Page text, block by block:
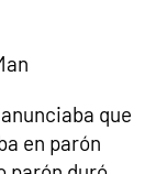
que
en parón